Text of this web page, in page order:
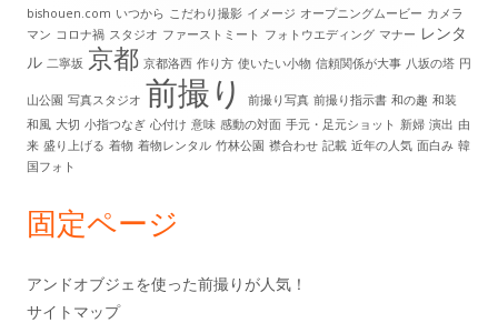
ン
サ
イ
バ
ー
bishouen.com いつから こだわり撮影 イメージ オープニングムービー カメラ
マン コロナ禍 スタジオ ファーストミート フォトウエディング マナー レンタ
ル 二寧坂 京都 京都洛西 作り方 使いたい小物 信頼関係が大事 八坂の塔 円
山公園 写真スタジオ 前撮り 前撮り写真 前撮り指示書 和の趣 和装
和風 大切 小指つなぎ 心付け 意味 感動の対面 手元・足元ショット 新婦 演出 由
来 盛り上げる 着物 着物レンタル 竹林公園 襟合わせ 記載 近年の人気 面白み 韓
国フォト
固定ページ
アンドオブジェを使った前撮りが人気！
サイトマップ